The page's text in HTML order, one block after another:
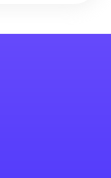
na Facebooku
grupy grupy